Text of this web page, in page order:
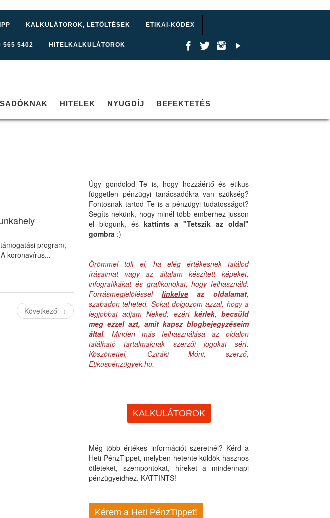
KALKULÁTOROK, LETÖLTÉSEK ETIKAI-KÓDEX
565 5402 HITELKALKULÁTOROK
HITELEK NYUGDÍJ BEFEKTETÉS
program,
koronavírus...
Következő →
Úgy gondolod Te is, hogy hozzáértő és etikus
független pénzügyi tanácsadókra van szükség?
Fontosnak tartod Te is a pénzügyi tudatosságot?
Segíts nekünk, hogy minél több emberhez jusson
el blogunk, és kattints a "Tetszik az oldal"
gombra :)
Örömmel tölt el, ha elég értékesnek találod
írásaimat vagy az általam készített képeket,
infografikákat és grafikonokat, hogy felhasználd.
Forrásmegjelöléssel linkelveaz oldalamat,
szabadon teheted. Sokat dolgozom azzal, hogy a
legjobbat adjam Neked, ezért kérlek, becsüld
meg ezzel azt, amit kapsz blogbejegyzéseim
által. Minden más felhasználása az oldalon
található tartalmaknak szerzői jogokat sért.
Köszönettel, Cziráki Móni, szerző,
Etikuspénzügyek.hu.
KALKULÁTOROK
Még több értékes információt szeretnél? Kérd a
Heti PénzTippet, melyben hetente küldök hasznos
ötleteket, szempontokat, híreket a mindennapi
pénzügyeidhez. KATTINTS!
Kérem a Heti PénzTippet!